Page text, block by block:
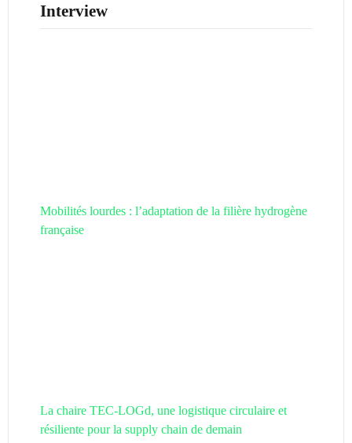
Interview
Mobilités lourdes : l’adaptation de la filière hydrogène
française
La chaire TEC-LOGd, une logistique circulaire et
résiliente pour la supply chain de demain